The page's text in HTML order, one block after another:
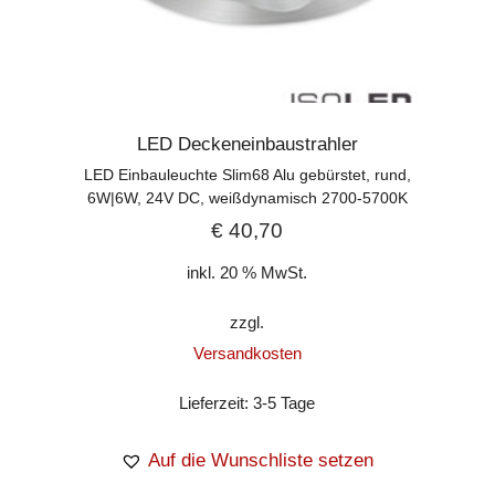
LED Deckeneinbaustrahler
LED Einbauleuchte Slim68 Alu gebürstet, rund,
6W|6W, 24V DC, weißdynamisch 2700-5700K
€ 40,70
inkl. 20 % MwSt.
zzgl.
Versandkosten
Lieferzeit:3-5 Tage
Auf die Wunschliste setzen